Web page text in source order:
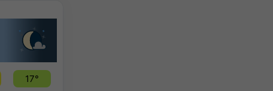
17°